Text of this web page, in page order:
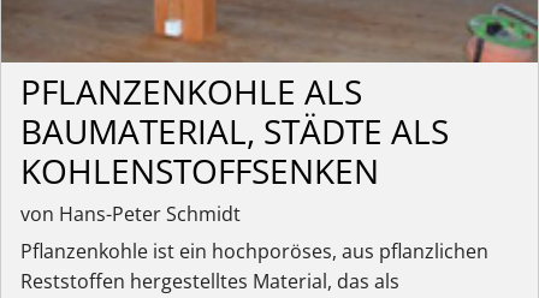
PFLANZENKOHLE ALS
BAUMATERIAL, STÄDTE ALS
KOHLENSTOFFSENKEN
von Hans-Peter Schmidt
Pflanzenkohle ist ein hochporöses, aus pflanzlichen
Reststoffen hergestelltes Material, das als